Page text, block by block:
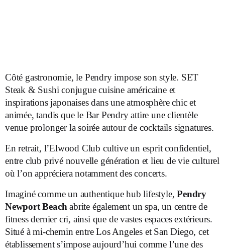
Côté gastronomie, le Pendry impose son style. SET
Steak & Sushi conjugue cuisine américaine et
inspirations japonaises dans une atmosphère chic et
animée, tandis que le Bar Pendry attire une clientèle
venue prolonger la soirée autour de cocktails signatures.
En retrait, l’Elwood Club cultive un esprit confidentiel,
entre club privé nouvelle génération et lieu de vie culturel
où l’on appréciera notamment des concerts.
Imaginé comme un authentique hub lifestyle,Pendry
Newport Beachabrite également un spa, un centre de
fitness dernier cri, ainsi que de vastes espaces extérieurs.
Situé à mi-chemin entre Los Angeles et San Diego, cet
établissement s’impose aujourd’hui comme l’une des